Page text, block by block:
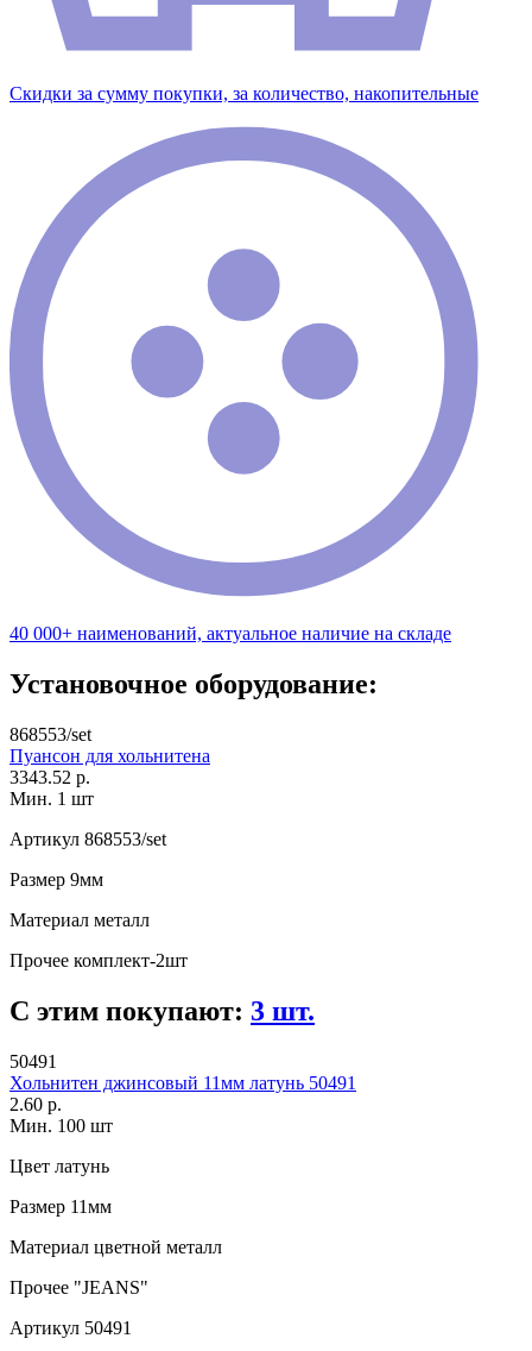
Скидки за сумму покупки, за количество, накопительные
40 000+ наименований, актуальное наличие на складе
Установочное оборудование:
868553/set
Пуансон для хольнитена
3343.52 р.
Мин. 1 шт
Артикул 868553/set
Размер 9мм
Материал металл
Прочее комплект-2шт
С этим покупают: 3 шт.
50491
Хольнитен джинсовый 11мм латунь 50491
2.60 р.
Мин. 100 шт
Цвет латунь
Размер 11мм
Материал цветной металл
Прочее "JEANS"
Артикул 50491